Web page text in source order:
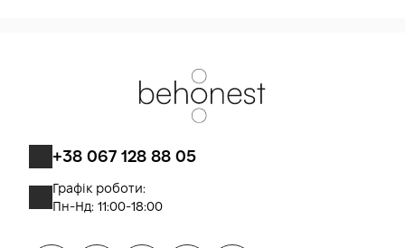
+38 067 128 88 05
Графік роботи:
Пн-Нд: 11:00-18:00